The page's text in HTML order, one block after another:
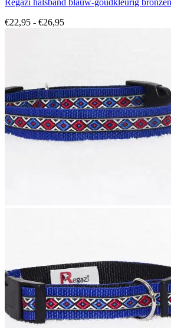
€22,95 - €26,95Prijsklasse: